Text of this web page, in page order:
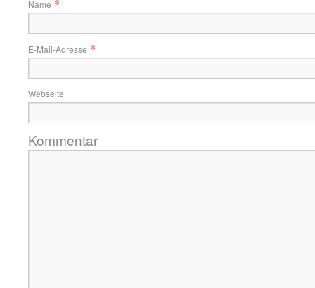
Name
E-Mail-Adresse *
Webseite
Kommentar